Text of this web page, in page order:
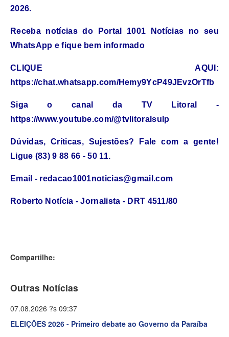
2026.
Receba notícias do Portal 1001 Notícias no seu
WhatsApp e fique bem informado
CLIQUE AQUI:
https://chat.whatsapp.com/Hemy9YcP49JEvzOrTfb
Siga o canal da TV Litoral -
https://www.youtube.com/@tvlitoralsulp
Dúvidas, Críticas, Sujestões? Fale com a gente!
Ligue (83) 9 88 66 - 50 11.
Email - redacao1001noticias@gmail.com
Roberto Notícia - Jornalista - DRT 4511/80
Compartilhe:
Outras Notícias
07.08.2026 ?s 09:37
ELEIÇÕES 2026 - Primeiro debate ao Governo da Paraíba